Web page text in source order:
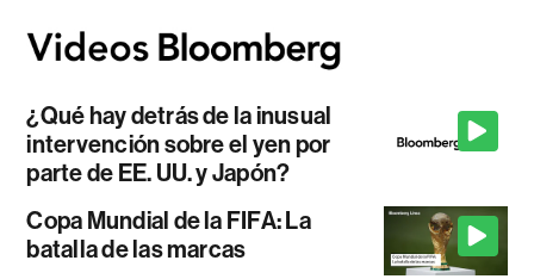
¿Qué hay detrás de la inusual
intervención sobre el yen por
parte de EE. UU. y Japón?
Copa Mundial de la FIFA: La
batalla de las marcas